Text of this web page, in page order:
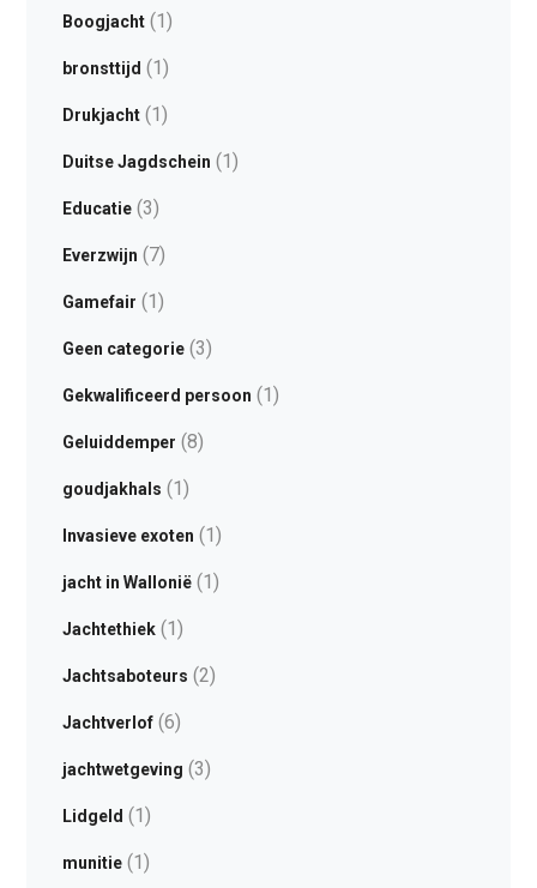
Boogjacht(1)
bronsttijd (1)
Drukjacht(1)
Duitse Jagdschein (1)
Educatie(3)
Everzwijn (7)
Gamefair (1)
Geen categorie(3)
Gekwalificeerd persoon (1)
Geluiddemper (8)
goudjakhals (1)
Invasieve exoten (1)
jacht in Wallonië(1)
Jachtethiek(1)
Jachtsaboteurs (2)
Jachtverlof(6)
jachtwetgeving (3)
Lidgeld (1)
munitie(1)